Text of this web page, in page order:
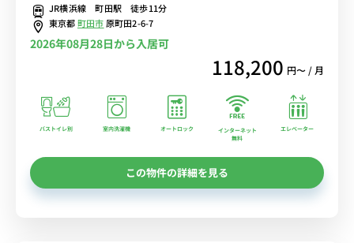
JR横浜線 町田駅 徒歩11分
東京都町田市 原町田2-6-7
2026年08月28日から入居可
118,200 円〜 / 月
バストイレ別 室内洗濯機 オートロック
インターネット
無料
エレベーター
この物件の詳細を見る